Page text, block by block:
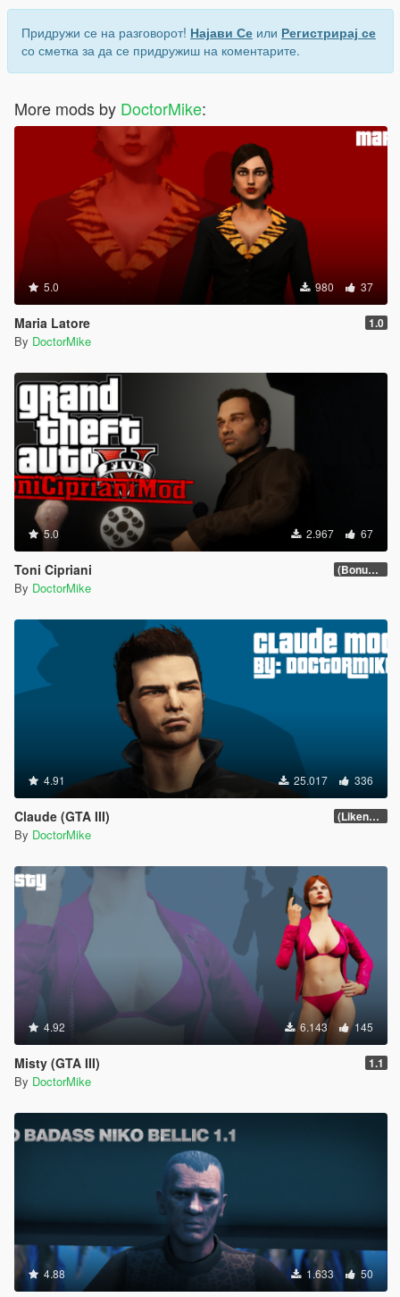
Придружи се на разговорот! Најави Се или Регистрирај се
со сметка за да се придружиш на коментарите.
More mods by DoctorMike:
5.0 980 37
Maria Latore 1.0
By DoctorMike
5.0 2.967 67
Toni Cipriani (Bonus Update)
By DoctorMike
4.91 25.017 336
Claude (GTA III) (Likeness Update 3.2A)
By DoctorMike
4.92 6.143 145
Misty (GTA III) 1.1
By DoctorMike
4.88 1.633 50